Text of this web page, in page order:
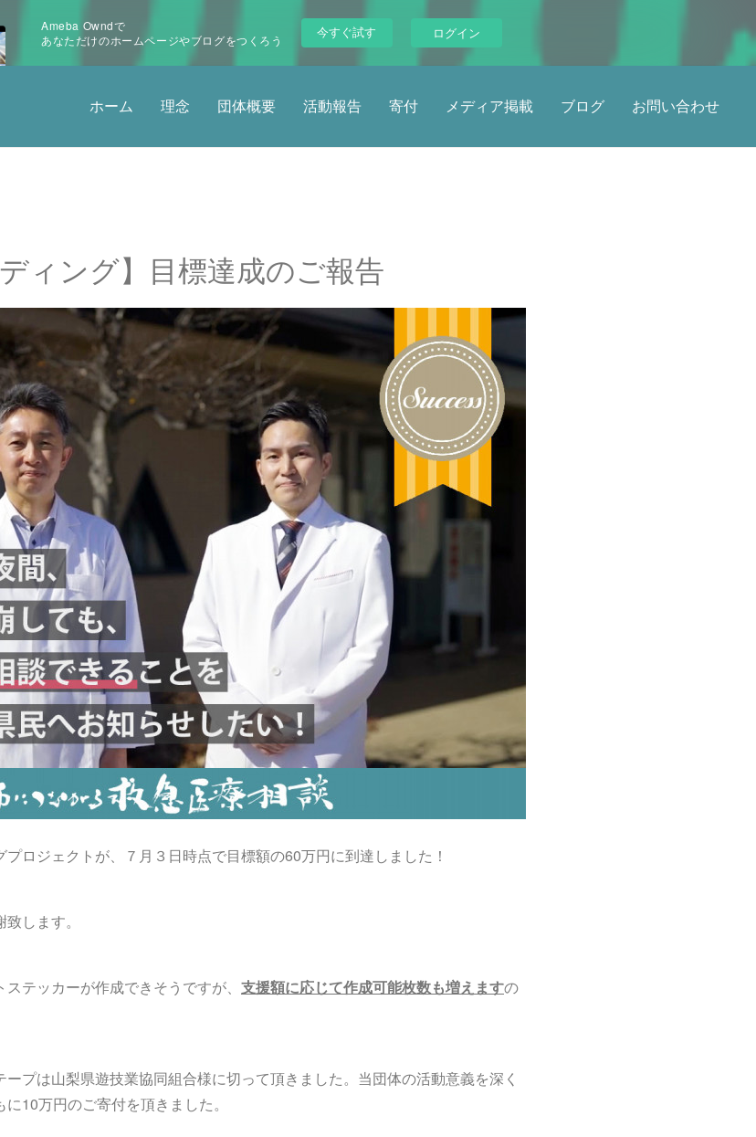
Ameba Owndで
あなただけのホームページやブログをつくろう
今すぐ試す ログイン
ホーム 理念 団体概要 活動報告 寄付 メディア掲載 ブログ お問い合わせ
ィング】目標達成のご報告
ロジェクトが、７月３日時点で目標額の60万円に到達しました！
します。
テッカーが作成できそうですが、 支援額に応じて作成可能枚数も増えますの
プは山梨県遊技業協同組合様に切って頂きました。当団体の活動意義を深く
10万円のご寄付を頂きました。